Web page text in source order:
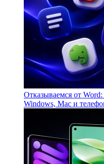
Отказываемся от
Windows, Mac и